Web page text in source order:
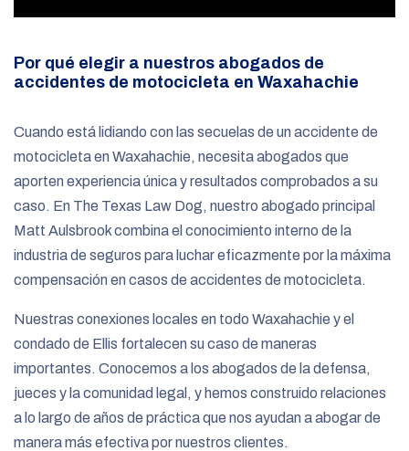
Por qué elegir a nuestros abogados de
accidentes de motocicleta en Waxahachie
Cuando está lidiando con las secuelas de un accidente de
motocicleta en Waxahachie, necesita abogados que
aporten experiencia única y resultados comprobados a su
caso. En The Texas Law Dog, nuestro abogado principal
Matt Aulsbrook combina el conocimiento interno de la
industria de seguros para luchar eficazmente por la máxima
compensación en casos de accidentes de motocicleta.
Nuestras conexiones locales en todo Waxahachie y el
condado de Ellis fortalecen su caso de maneras
importantes. Conocemos a los abogados de la defensa,
jueces y la comunidad legal, y hemos construido relaciones
a lo largo de años de práctica que nos ayudan a abogar de
manera más efectiva por nuestros clientes.